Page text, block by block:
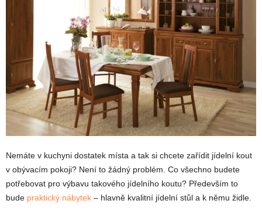
Nemáte v kuchyni dostatek místa a tak si chcete zařídit jídelní kout
v obývacím pokoji? Není to žádný problém. Co všechno budete
potřebovat pro výbavu takového jídelního koutu? Především to
bude praktický nábytek – hlavně kvalitní jídelní stůl a k němu židle.